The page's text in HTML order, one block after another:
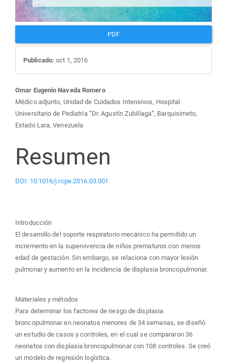
PDF
Publicado: oct 1, 2016
Contenido
principal
del
artículo
Omar Eugenio Naveda Romero
Médico adjunto, Unidad de Cuidados Intensivos, Hospital
Universitario de Pediatría “Dr. Agustín Zubillaga”, Barquisimeto,
Estado Lara, Venezuela
Resumen
DOI: 10.1016/j.rcpe.2016.03.001
Introducción
El desarrollo del soporte respiratorio mecánico ha permitido un
incremento en la supervivencia de niños prematuros con menos
edad de gestación. Sin embargo, se relaciona con mayor lesión
pulmonar y aumento en la incidencia de displasia broncopulmonar.
Materiales y métodos
Para determinar los factores de riesgo de displasia
broncopulmonar en neonatos menores de 34 semanas, se diseñó
un estudio de casos y controles, en el cual se compararon 36
neonatos con displasia broncopulmonar con 108 controles. Se creó
un modelo de regresión logística.